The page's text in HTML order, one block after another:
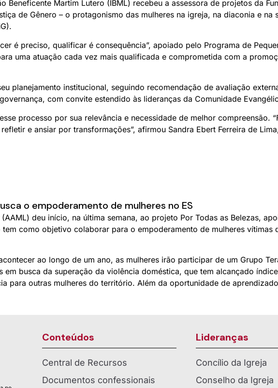
Beneficente Martim Lutero (IBML) recebeu a assessora de projetos da
de Gênero – o protagonismo das mulheres na igreja, na diaconia e
é preciso, qualificar é consequência”, apoiado pelo Programa de
uma atuação cada vez mais qualificada e comprometida com a
planejamento institucional, seguindo recomendação de avaliação
com convite estendido às lideranças da Comunidade
processo por sua relevância e necessidade de melhor compreensão.
e ansiar por transformações”, afirmou Sandra Ebert Ferreira de
o empoderamento de mulheres no ES
deu início, na última semana, ao projeto Por Todas as Belezas,
tem como objetivo colaborar para o empoderamento de mulheres
ao longo de um ano, as mulheres irão participar de um Grupo
busca da superação da violência doméstica, que tem alcançado
para outras mulheres do território. Além da oportunidade de
Conteúdos
Central de Recursos
Documentos confessionais
Lideranças
Concílio da Igreja
Conselho da Igreja